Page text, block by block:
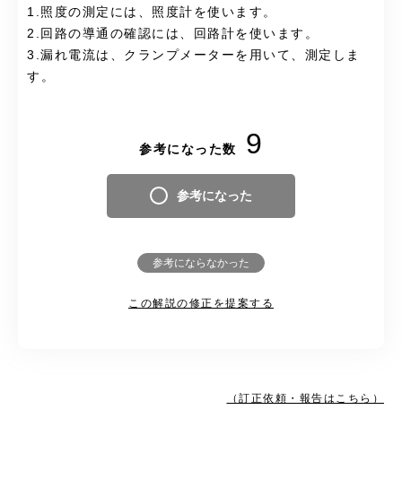
1.照度の測定には、照度計を使います。
2.回路の導通の確認には、回路計を使います。
3.漏れ電流は、クランプメーターを用いて、測定しま
す。
参考になった数 9
参考になった
参考にならなかった
この解説の修正を提案する
（訂正依頼・報告はこちら）